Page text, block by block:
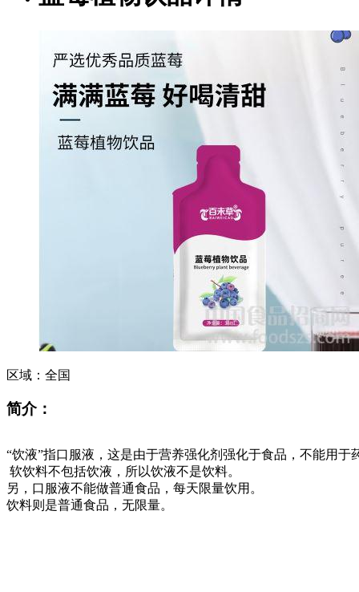
区域： 全国
简介：
“饮液”指口服液，这是由于营养强化剂强化于食品，不能用于
软饮料不包括饮液，所以饮液不是饮料。
另，口服液不能做普通食品，每天限量饮用。
饮料则是普通食品，无限量。